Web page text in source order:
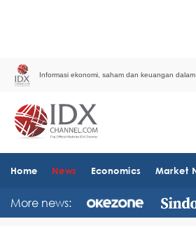
Informasi ekonomi, saham dan keuangan dalam
Home News Economics Market
More news: